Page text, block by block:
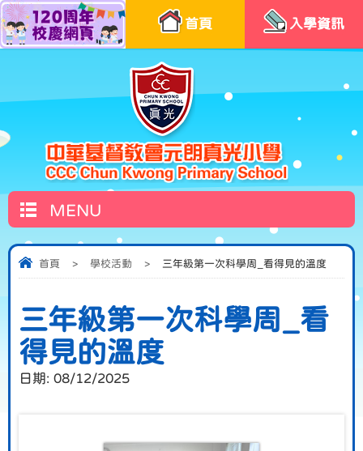
首頁 入學資訊
MENU
首頁 > 學校活動 > 三年級第一次科學周_看得見的溫度
三年級第一次科學周_看
得見的溫度
日期: 08/12/2025